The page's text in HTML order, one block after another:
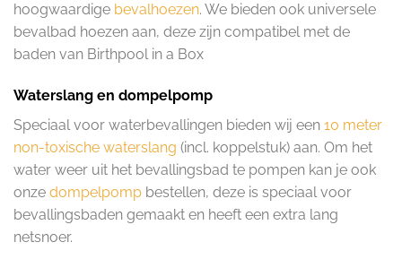
hoogwaardige bevalhoezen. We bieden ook universele
bevalbad hoezen aan, deze zijn compatibel met de
baden van Birthpool in a Box
Waterslang en dompelpomp
Speciaal voor waterbevallingen bieden wij een 10 meter
non-toxische waterslang (incl. koppelstuk) aan. Om het
water weer uit het bevallingsbad te pompen kan je ook
onze dompelpomp bestellen, deze is speciaal voor
bevallingsbaden gemaakt en heeft een extra lang
netsnoer.